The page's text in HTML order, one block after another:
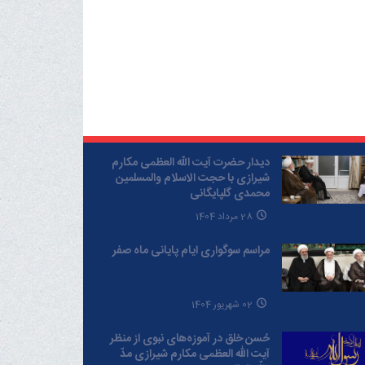
دیدار حضرت آیت الله العظمی مکارم
شیرازی با حجت الاسلام والمسلمین
محمدی گلپایگانی
28 مرداد 1404
مراسم سوگواری ایام پایانی ماه صفر
02 شهریور 1404
حُسن خلق در آموزه‌های نبوی از منظر
آیت الله العظمی مکارم شیرازی مدّ